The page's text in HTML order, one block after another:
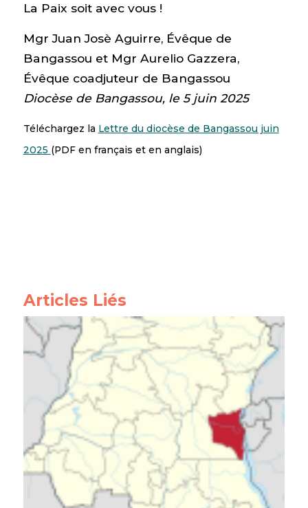
La Paix soit avec vous !
Mgr Juan Josè Aguirre, Évêque de
Bangassou et Mgr Aurelio Gazzera,
Évêque coadjuteur de Bangassou
Diocèse de Bangassou, le 5 juin 2025
Téléchargez la Lettre du diocèse de Bangassou juin
2025 (PDF en français et en anglais)
Articles Liés